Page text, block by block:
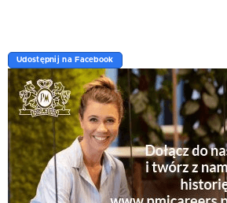
Udostępnij na Facebook